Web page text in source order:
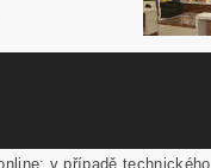
v případě technického